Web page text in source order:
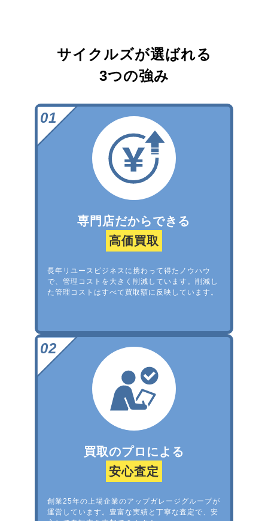
サイクルズが選ばれる
3つの強み
専門店だからできる
高価買取
長年リユースビジネスに携わって得たノウハウ
で、管理コストを大きく削減しています。削減し
た管理コストはすべて買取額に反映しています。
買取のプロによる
安心査定
創業25年の上場企業のアップガレージグループが
運営しています。豊富な実績と丁寧な査定で、安